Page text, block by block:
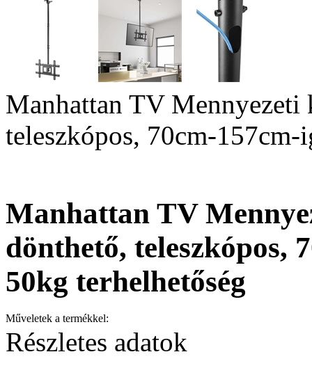
Manhattan TV
teleszkópos, 70cm-
Manhattan TV
dönthető, teleszkópos,
50kg terhelhetőség
Műveletek a termékkel:
Részletes adatok